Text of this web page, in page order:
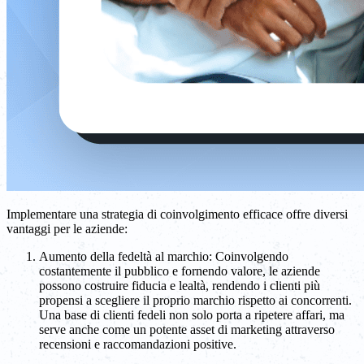
Implementare una strategia di coinvolgimento efficace offre diversi
vantaggi per le aziende:
Aumento della fedeltà al marchio: Coinvolgendo
costantemente il pubblico e fornendo valore, le aziende
possono costruire fiducia e lealtà, rendendo i clienti più
propensi a scegliere il proprio marchio rispetto ai concorrenti.
Una base di clienti fedeli non solo porta a ripetere affari, ma
serve anche come un potente asset di marketing attraverso
recensioni e raccomandazioni positive.